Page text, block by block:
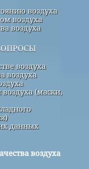
воздуха
воздуха
воздуха
воздуха
воздуха
воздуха (маски,
данных
воздуха